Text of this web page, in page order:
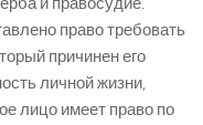
право требовать
причинен его
личной жизни,
лицо имеет право по